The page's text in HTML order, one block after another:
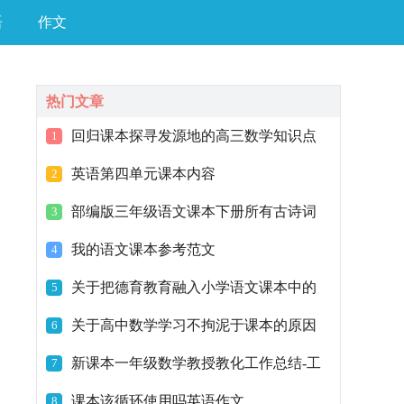
作文
热门文章
1 回归课本探寻发源地的高三数学知识点
2 英语第四单元课本内容
3 部编版三年级语文课本下册所有古诗词
4 我的语文课本参考范文
5 关于把德育教育融入小学语文课本中的
探讨
6 关于高中数学学习不拘泥于课本的原因
7 新课本一年级数学教授教化工作总结-工
作总结
8 课本该循环使用吗英语作文